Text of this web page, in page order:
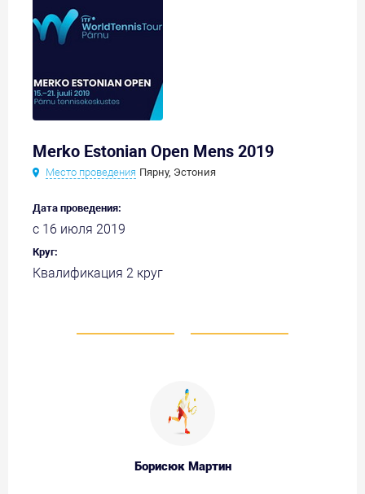
Merko Estonian Open Mens 2019
Место проведения Пярну, Эстония
Дата проведения:
с 16 июля 2019
Круг:
Квалификация 2 круг
Борисюк Мартин